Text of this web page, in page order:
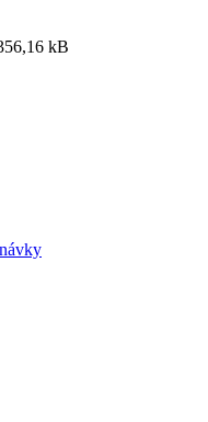
kB